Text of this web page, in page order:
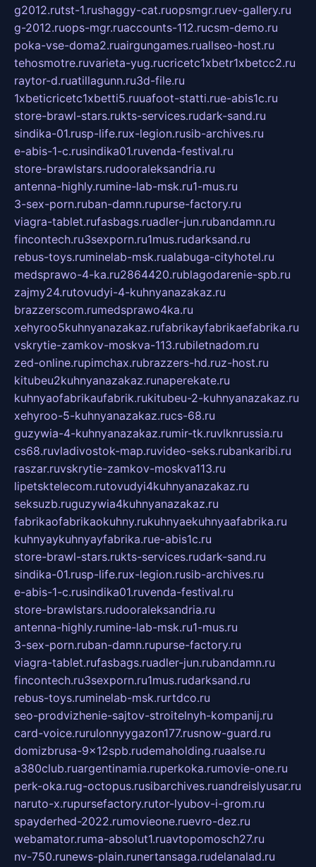
g2012.rutst-1.rushaggy-cat.ruopsmgr.ruev-gallery.ru
g-2012.ruops-mgr.ruaccounts-112.rucsm-demo.ru
poka-vse-doma2.ruairgungames.ruallseo-host.ru
tehosmotre.ruvarieta-yug.rucricetc1xbetr1xbetcc2.ru
raytor-d.ruatillagunn.ru3d-file.ru
1xbeticricetc1xbetti5.ruuafoot-statti.rue-abis1c.ru
store-brawl-stars.rukts-services.rudark-sand.ru
sindika-01.rusp-life.rux-legion.rusib-archives.ru
e-abis-1-c.rusindika01.ruvenda-festival.ru
store-brawlstars.rudooraleksandria.ru
antenna-highly.rumine-lab-msk.ru1-mus.ru
3-sex-porn.ruban-damn.rupurse-factory.ru
viagra-tablet.rufasbags.ruadler-jun.rubandamn.ru
fincontech.ru3sexporn.ru1mus.rudarksand.ru
rebus-toys.ruminelab-msk.rualabuga-cityhotel.ru
medsprawo-4-ka.ru2864420.rublagodarenie-spb.ru
zajmy24.rutovudyi-4-kuhnyanazakaz.ru
brazzerscom.rumedsprawo4ka.ru
xehyroo5kuhnyanazakaz.rufabrikayfabrikaefabrika.ru
vskrytie-zamkov-moskva-113.rubiletnadom.ru
zed-online.rupimchax.rubrazzers-hd.ruz-host.ru
kitubeu2kuhnyanazakaz.runaperekate.ru
kuhnyaofabrikaufabrik.rukitubeu-2-kuhnyanazakaz.ru
xehyroo-5-kuhnyanazakaz.rucs-68.ru
guzywia-4-kuhnyanazakaz.rumir-tk.ruvlknrussia.ru
cs68.ruvladivostok-map.ruvideo-seks.rubankaribi.ru
raszar.ruvskrytie-zamkov-moskva113.ru
lipetsktelecom.rutovudyi4kuhnyanazakaz.ru
seksuzb.ruguzywia4kuhnyanazakaz.ru
fabrikaofabrikaokuhny.rukuhnyaekuhnyaafabrika.ru
kuhnyaykuhnyayfabrika.rue-abis1c.ru
store-brawl-stars.rukts-services.rudark-sand.ru
sindika-01.rusp-life.rux-legion.rusib-archives.ru
e-abis-1-c.rusindika01.ruvenda-festival.ru
store-brawlstars.rudooraleksandria.ru
antenna-highly.rumine-lab-msk.ru1-mus.ru
3-sex-porn.ruban-damn.rupurse-factory.ru
viagra-tablet.rufasbags.ruadler-jun.rubandamn.ru
fincontech.ru3sexporn.ru1mus.rudarksand.ru
rebus-toys.ruminelab-msk.rurtdco.ru
seo-prodvizhenie-sajtov-stroitelnyh-kompanij.ru
card-voice.rurulonnyygazon177.rusnow-guard.ru
domizbrusa-9x12spb.rudemaholding.ruaalse.ru
a380club.ruargentinamia.ruperkoka.rumovie-one.ru
perk-oka.rug-octopus.rusibarchives.ruandreislyusar.ru
naruto-x.rupursefactory.rutor-lyubov-i-grom.ru
spayderhed-2022.rumovieone.ruevro-dez.ru
webamator.ruma-absolut1.ruavtopomosch27.ru
nv-750.runews-plain.runertansaga.rudelanalad.ru